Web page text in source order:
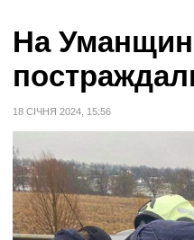
На
18 СІЧНЯ 2024, 15:56